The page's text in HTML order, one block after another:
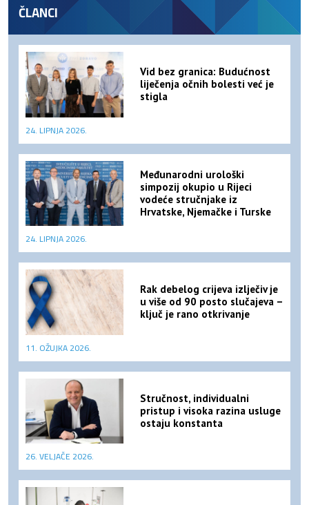
ČLANCI
Vid bez granica: Budućnost
liječenja očnih bolesti već je
stigla
24. LIPNJA 2026.
Međunarodni urološki
simpozij okupio u Rijeci
vodeće stručnjake iz
Hrvatske, Njemačke i Turske
24. LIPNJA 2026.
Rak debelog crijeva izlječiv je
u više od 90 posto slučajeva –
ključ je rano otkrivanje
11. OŽUJKA 2026.
Stručnost, individualni
pristup i visoka razina usluge
ostaju konstanta
26. VELJAČE 2026.